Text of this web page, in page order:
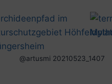
@artusmi 20210523_1407